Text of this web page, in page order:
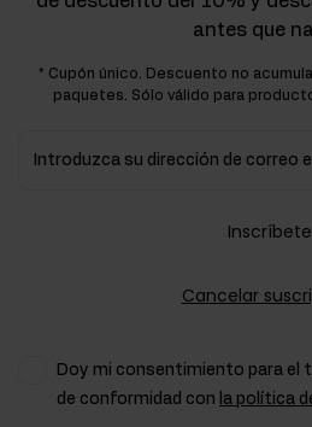
antes que
* Cupón único. Descuento no
paquetes. Sólo válido para
Introduzca su dirección de correo
Inscríbete
Cancelar
Doy mi consentimiento para el
de conformidad con la política